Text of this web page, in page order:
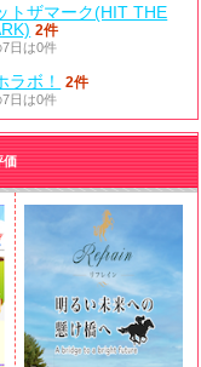
トザマーク(HIT THE
2件
7日は0件
ラボ！
2件
7日は0件
価